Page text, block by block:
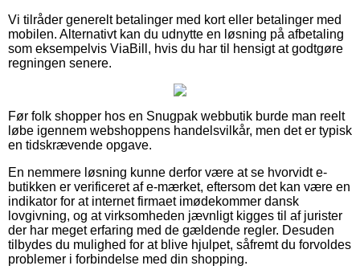
Vi tilråder generelt betalinger med kort eller betalinger med
mobilen. Alternativt kan du udnytte en løsning på afbetaling
som eksempelvis ViaBill, hvis du har til hensigt at godtgøre
regningen senere.
Før folk shopper hos en Snugpak webbutik burde man reelt
løbe igennem webshoppens handelsvilkår, men det er typisk
en tidskrævende opgave.
En nemmere løsning kunne derfor være at se hvorvidt e-
butikken er verificeret af e-mærket, eftersom det kan være en
indikator for at internet firmaet imødekommer dansk
lovgivning, og at virksomheden jævnligt kigges til af jurister
der har meget erfaring med de gældende regler. Desuden
tilbydes du mulighed for at blive hjulpet, såfremt du forvoldes
problemer i forbindelse med din shopping.